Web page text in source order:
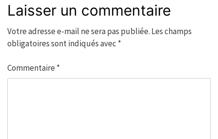
Laisser un commentaire
Votre adresse e-mail ne sera pas publiée. Les champs
obligatoires sont indiqués avec *
Commentaire *